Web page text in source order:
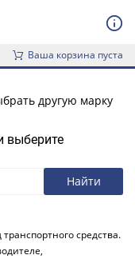
Ваша корзина пуста
другую марку
выберите
средства.